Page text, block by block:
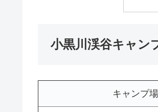
小黒川渓谷キャン
キャンプ